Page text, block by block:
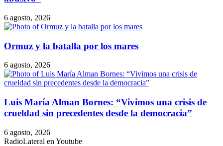
6 agosto, 2026
Ormuz y la batalla por los mares
6 agosto, 2026
Luis María Alman Bornes: “Vivimos una crisis de
crueldad sin precedentes desde la democracia”
6 agosto, 2026
RadioLateral en Youtube